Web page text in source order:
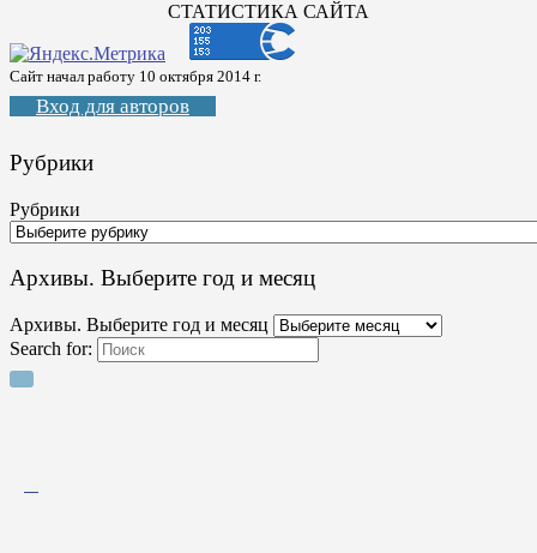
СТАТИСТИКА САЙТА
Сайт начал работу 10 октября 2014 г.
Вход для авторов
Рубрики
Рубрики
Архивы. Выберите год и месяц
Архивы. Выберите год и месяц
Search for: